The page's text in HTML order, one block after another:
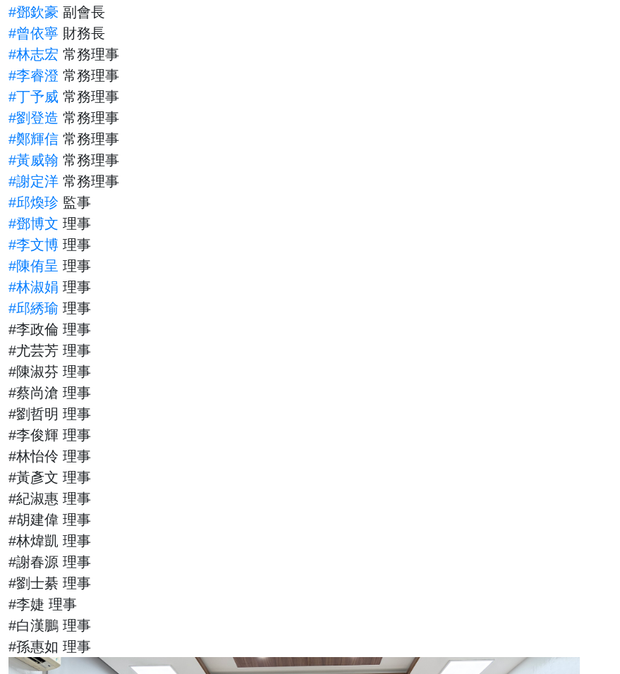
#鄧欽豪 副會長
#曾依寧 財務長
#林志宏 常務理事
#李睿澄 常務理事
#丁予威 常務理事
#劉登造 常務理事
#鄭輝信 常務理事
#黃威翰 常務理事
#謝定洋 常務理事
#邱煥珍 監事
#鄧博文 理事
#李文博 理事
#陳侑呈 理事
#林淑娟 理事
#邱綉瑜 理事
#李政倫 理事
#尤芸芳 理事
#陳淑芬 理事
#蔡尚滄 理事
#劉哲明 理事
#李俊輝 理事
#林怡伶 理事
#黃彥文 理事
#紀淑惠 理事
#胡建偉 理事
#林煒凱 理事
#謝春源 理事
#劉士綦 理事
#李婕 理事
#白漢鵬 理事
#孫惠如 理事